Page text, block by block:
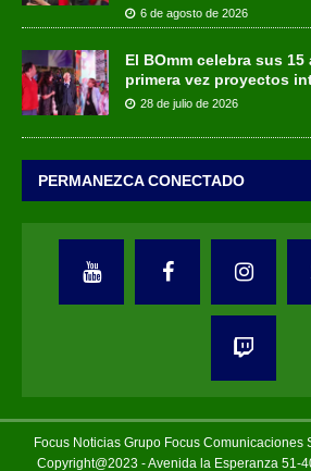
6 de agosto de 2026
El BOmm celebra sus
primera vez proyectos
28 de julio de 2026
PERMANEZCA CONECTADO
Focus Noticias Grupo Focus Comunicaciones
Copyright@2023 - Avenida la Esperanza 51-